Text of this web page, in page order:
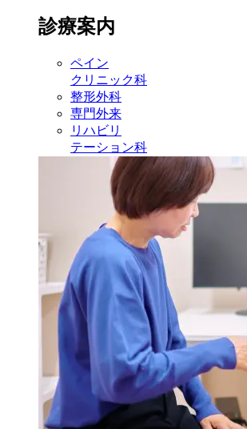
診療案内
ペイン
クリニック科
整形外科
専門外来
リハビリ
テーション科